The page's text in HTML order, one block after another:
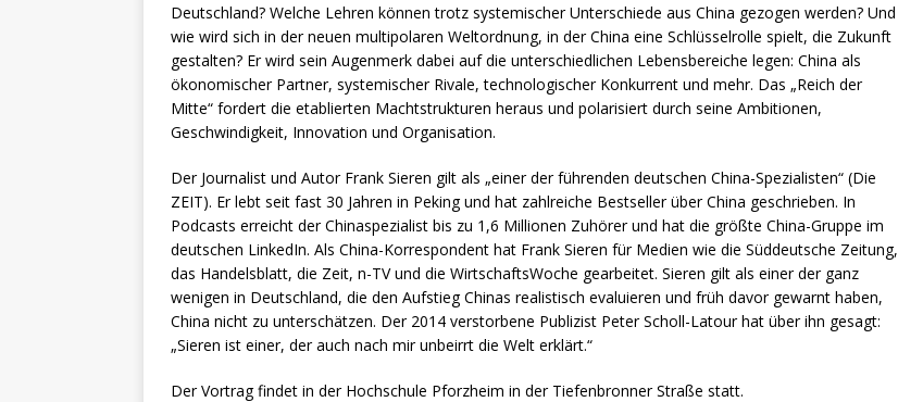
Deutschland? Welche Lehren können trotz systemischer Unterschiede aus China gezogen werden? Und
wie wird sich in der neuen multipolaren Weltordnung, in der China eine Schlüsselrolle spielt, die Zukunft
gestalten? Er wird sein Augenmerk dabei auf die unterschiedlichen Lebensbereiche legen: China als
ökonomischer Partner, systemischer Rivale, technologischer Konkurrent und mehr. Das „Reich der
Mitte“ fordert die etablierten Machtstrukturen heraus und polarisiert durch seine Ambitionen,
Geschwindigkeit, Innovation und Organisation.
Der Journalist und Autor Frank Sieren gilt als „einer der führenden deutschen China-Spezialisten“ (Die
ZEIT). Er lebt seit fast 30 Jahren in Peking und hat zahlreiche Bestseller über China geschrieben. In
Podcasts erreicht der Chinaspezialist bis zu 1,6 Millionen Zuhörer und hat die größte China-Gruppe im
deutschen LinkedIn. Als China-Korrespondent hat Frank Sieren für Medien wie die Süddeutsche Zeitung,
das Handelsblatt, die Zeit, n-TV und die WirtschaftsWoche gearbeitet. Sieren gilt als einer der ganz
wenigen in Deutschland, die den Aufstieg Chinas realistisch evaluieren und früh davor gewarnt haben,
China nicht zu unterschätzen. Der 2014 verstorbene Publizist Peter Scholl-Latour hat über ihn gesagt:
„Sieren ist einer, der auch nach mir unbeirrt die Welt erklärt.“
Der Vortrag findet in der Hochschule Pforzheim in der Tiefenbronner Straße statt.